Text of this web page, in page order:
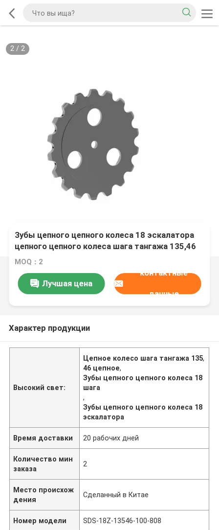
2/ 2
Зубы цепного цепного колеса 18 эскалатора
цепного цепного колеса шага тангажа 135,46
MOQ：2
Лучшая цена
контактные
данные
Характер продукции
Высокий свет:
Цепное колесо шага тангажа 135,
46 цепное,
Зубы цепного цепного колеса 18
шага
,
Зубы цепного цепного колеса 18
эскалатора
Время доставки 20 рабочих дней
Количество мин
заказа
2
Место происхож
дения
Сделанный в Китае
Номер модели SDS-18Z-13546-100-808